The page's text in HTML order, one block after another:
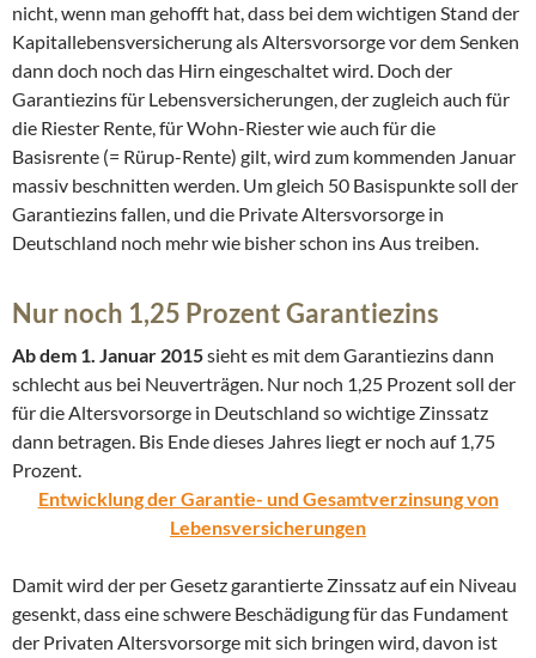
nicht, wenn man gehofft hat, dass bei dem wichtigen Stand der
Kapitallebensversicherung als Altersvorsorge vor dem Senken
dann doch noch das Hirn eingeschaltet wird. Doch der
Garantiezins für Lebensversicherungen, der zugleich auch für
die Riester Rente, für Wohn-Riester wie auch für die
Basisrente (= Rürup-Rente) gilt, wird zum kommenden Januar
massiv beschnitten werden. Um gleich 50 Basispunkte soll der
Garantiezins fallen, und die Private Altersvorsorge in
Deutschland noch mehr wie bisher schon ins Aus treiben.
Nur noch 1,25 Prozent Garantiezins
Ab dem 1. Januar 2015sieht es mit dem Garantiezins dann
schlecht aus bei Neuverträgen. Nur noch 1,25 Prozent soll der
für die Altersvorsorge in Deutschland so wichtige Zinssatz
dann betragen. Bis Ende dieses Jahres liegt er noch auf 1,75
Prozent.
Entwicklung der Garantie- und Gesamtverzinsung von
Lebensversicherungen
Damit wird der per Gesetz garantierte Zinssatz auf ein Niveau
gesenkt, dass eine schwere Beschädigung für das Fundament
der Privaten Altersvorsorge mit sich bringen wird, davon ist